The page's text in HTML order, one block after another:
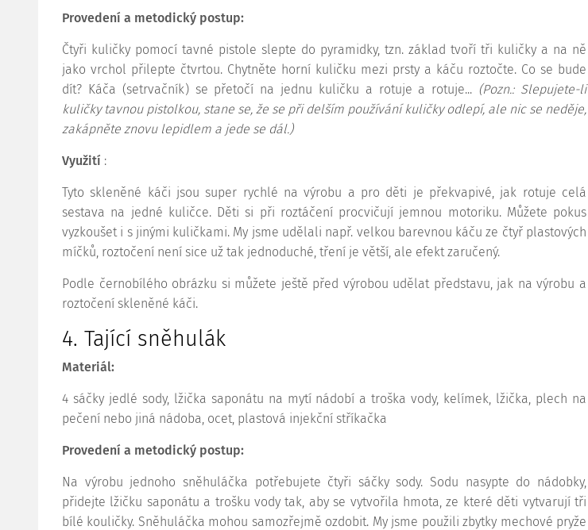
Provedení a metodický postup:
Čtyři kuličky pomocí tavné pistole slepte do pyramidky, tzn. základ tvoří tři kuličky a na ně
jako vrchol přilepte čtvrtou. Chytněte horní kuličku mezi prsty a káču roztočte. Co se bude
dít? Káča (setrvačník) se přetočí na jednu kuličku a rotuje a rotuje... (Pozn.: Slepujete-li
kuličky tavnou pistolkou, stane se, že se při delším používání kuličky odlepí, ale nic se neděje,
zakápněte znovu lepidlem a jede se dál.)
Využití :
Tyto skleněné káči jsou super rychlé na výrobu a pro děti je překvapivé, jak rotuje celá
sestava na jedné kuličce. Děti si při roztáčení procvičují jemnou motoriku. Můžete pokus
vyzkoušet i s jinými kuličkami. My jsme udělali např. velkou barevnou káču ze čtyř plastových
míčků, roztočení není sice už tak jednoduché, tření je větší, ale efekt zaručený.
Podle černobílého obrázku si můžete ještě před výrobou udělat představu, jak na výrobu a
roztočení skleněné káči.
4. Tající sněhulák
Materiál:
4 sáčky jedlé sody, lžička saponátu na mytí nádobí a troška vody, kelímek, lžička, plech na
pečení nebo jiná nádoba, ocet, plastová injekční stříkačka
Provedení a metodický postup:
Na výrobu jednoho sněhuláčka potřebujete čtyři sáčky sody. Sodu nasypte do nádobky,
přidejte lžičku saponátu a trošku vody tak, aby se vytvořila hmota, ze které děti vytvarují tři
bílé kouličky. Sněhuláčka mohou samozřejmě ozdobit. My jsme použili zbytky mechové pryže